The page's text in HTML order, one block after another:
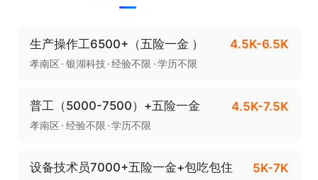
生产操作工6500+（五险一金 ） 4.5K-6.5K
孝南区 银湖科技 经验不限 学历不限
普工（5000-7500）+五险一金 4.5K-7.5K
孝南区 经验不限 学历不限
设备技术员7000+五险一金+包吃包住 5K-7K